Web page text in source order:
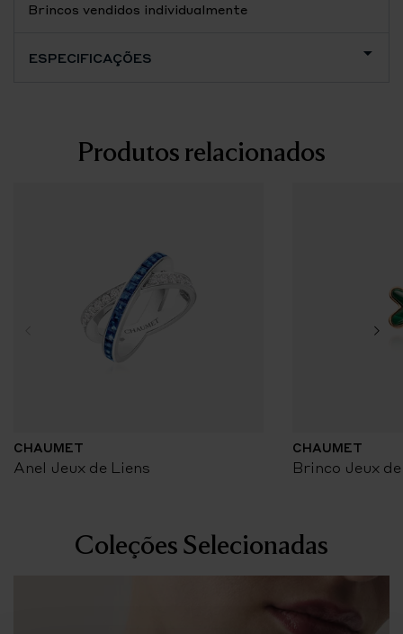
Brincos vendidos individualmente
ESPECIFICAÇÕES
Produtos relacionados
CHAUMET
Anel Jeux de Liens
CHAUMET
Brinco Jeux
Coleções Selecionadas